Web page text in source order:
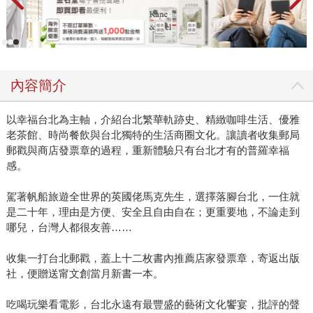
內容簡介
以幸福台北為主軸，介紹台北繁華軌跡史、精緻咖啡生活、優雅
老茶館、時尚餐飲與台北獨特的生活商圈文化。讓讀者收集郵局
郵戳與商店發票章的過程，重新體驗只有台北才有的普羅幸福
感。
駕著帆船旅遊全世界的英國佬馬克先生，選擇落腳台北，一住就
是二十年，理由是方便、安全且自由自在；更重要地，不論走到
哪兒，台灣人都很友善……
收集一打台北郵戳，蓋上十二枚書內推薦店家發票章，寄返出版
社，便贈送甯文創當月新書一本。
吃喝玩樂看電影，台北永遠有最豐盛的藝術文化饗宴，批評的聲